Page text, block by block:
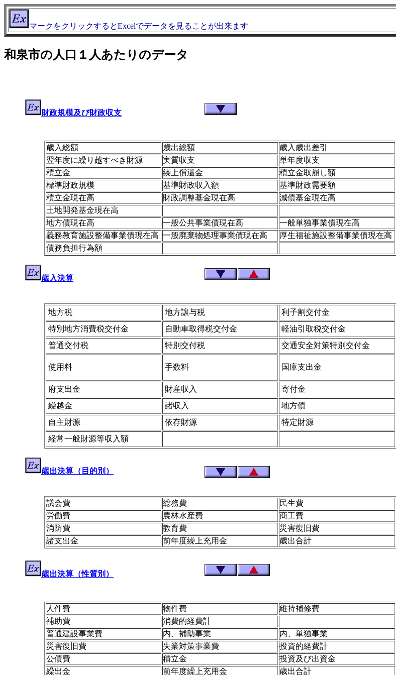
マークをクリックするとExcelでデータを見ることが出来ます
和泉市の人口１人あたりのデータ
財政規模及び財政収支
歳入総額 歳出総額
歳入歳出差引
翌年度に繰り越すべき財源
実質収支
単年度収支
積立金
繰上償還金 積立金取崩し額
標準財政規模
基準財政収入額
基準財政需要額
積立金現在高
財政調整基金現在高 減債基金現在高
土地開発基金現在高
地方債現在高
一般公共事業債現在高 一般単独事業債現在高
義務教育施設整備事業債現在高 一般廃棄物処理事業債現在高 厚生福祉施設整備事業債現在高
債務負担行為額
歳入決算
地方税 地方譲与税 利子割交付金
特別地方消費税交付金
自動車取得税交付金 軽油引取税交付金
普通交付税
特別交付税 交通安全対策特別交付金
使用料 手数料 国庫支出金
府支出金
財産収入 寄付金
繰越金
諸収入 地方債
自主財源
依存財源 特定財源
経常一般財源等収入額
歳出決算（目的別）
議会費 総務費 民生費
労働費
農林水産費 商工費
消防費
教育費 災害復旧費
諸支出金
前年度繰上充用金 歳出合計
歳出決算（性質別）
人件費 物件費 維持補修費
補助費
消費的経費計
普通建設事業費
内、補助事業
内、単独事業
災害復旧費
失業対策事業費
投資的経費計
公債費
積立金 投資及び出資金
繰出金
前年度繰上充用金 歳出合計